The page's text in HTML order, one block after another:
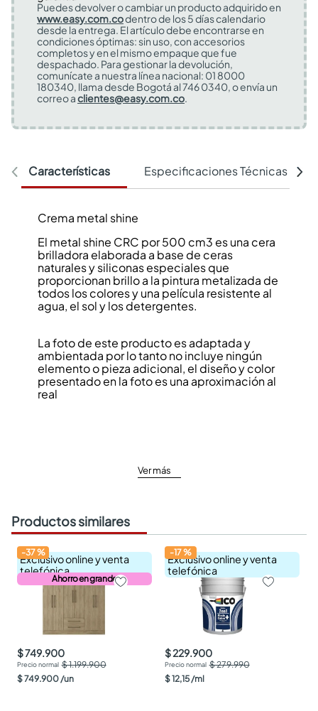
Puedes devolver o cambiar un producto adquirido en
www.easy.com.codentro de los 5 días calendario
desde la entrega. El artículo debe encontrarse en
condiciones óptimas: sin uso, con accesorios
completos y en el mismo empaque que fue
despachado. Para gestionar la devolución,
comunícate a nuestra línea nacional: 01 8000
180340, llama desde Bogotá al 746 0340, o envía un
correo aclientes@easy.com.co.
Características Especificaciones Técnicas
Crema metal shine
El metal shine CRC por 500 cm3 es una cera
brilladora elaborada a base de ceras
naturales y siliconas especiales que
proporcionan brillo a la pintura metalizada de
todos los colores y una película resistente al
agua, el sol y los detergentes.
La foto de este producto es adaptada y
ambientada por lo tanto no incluye ningún
elemento o pieza adicional, el diseño y color
presentado en la foto es una aproximación al
real
Ver más
Productos similares
Exclusivo online y venta
telefónica
Ahorro en grande
-37%
$ 749.900
$ 1.199.900
$749.900 /un
Exclusivo online y venta
telefónica
-17%
$ 229.900
$ 279.990
$12,15 /ml